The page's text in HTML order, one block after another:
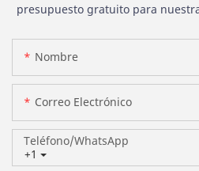
presupuesto gratuito para
Nombre
Correo Electrónico
+1
Teléfono/WhatsApp